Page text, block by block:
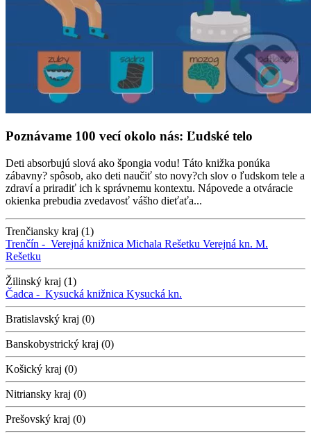
Poznávame 100 vecí okolo nás: Ľudské telo
Deti absorbujú slová ako špongia vodu! Táto knižka ponúka
zábavny? spôsob, ako deti naučiť sto novy?ch slov o ľudskom tele a
zdraví a priradiť ich k správnemu kontextu. Nápovede a otváracie
okienka prebudia zvedavosť vášho dieťaťa...
Trenčiansky kraj (1)
Trenčín - Verejná knižnica Michala Rešetku Verejná kn. M.
Rešetku
Žilinský kraj (1)
Čadca - Kysucká knižnica Kysucká kn.
Bratislavský kraj (0)
Banskobystrický kraj (0)
Košický kraj (0)
Nitriansky kraj (0)
Prešovský kraj (0)